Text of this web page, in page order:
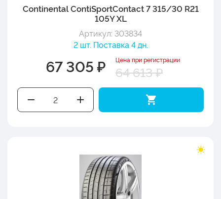
Continental ContiSportContact 7 315/30 R21
105Y XL
Артикул: 303834
2 шт. Поставка 4 дн.
67 305 ₽ Цена при регистрации
64 613 ₽